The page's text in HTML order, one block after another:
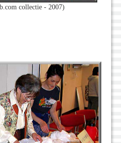
collectie - 2007)